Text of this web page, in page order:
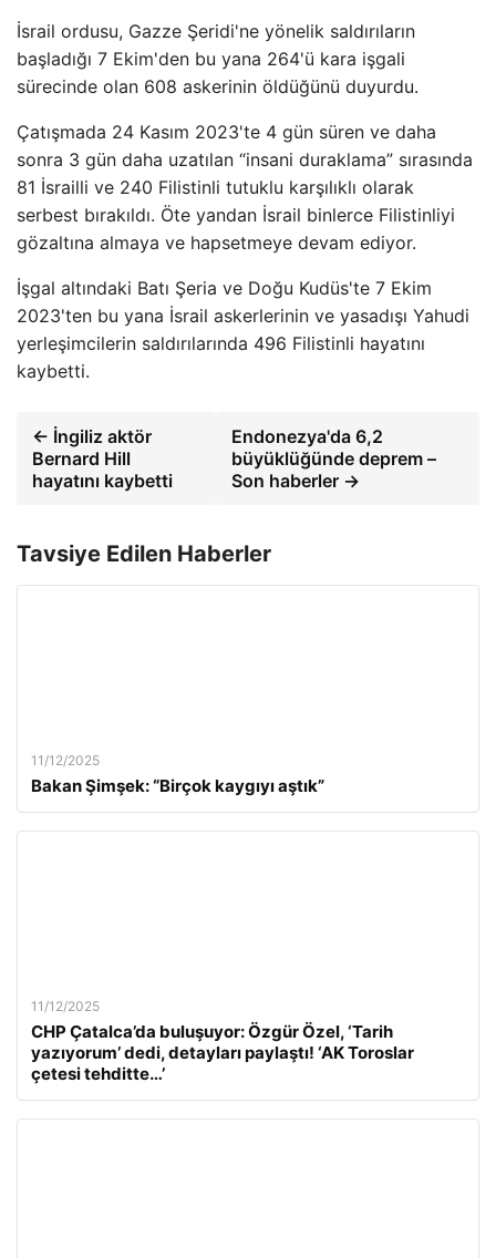
İsrail ordusu, Gazze Şeridi'ne yönelik saldırıların
başladığı 7 Ekim'den bu yana 264'ü kara işgali
sürecinde olan 608 askerinin öldüğünü duyurdu.
Çatışmada 24 Kasım 2023'te 4 gün süren ve daha
sonra 3 gün daha uzatılan “insani duraklama” sırasında
81 İsrailli ve 240 Filistinli tutuklu karşılıklı olarak
serbest bırakıldı. Öte yandan İsrail binlerce Filistinliyi
gözaltına almaya ve hapsetmeye devam ediyor.
İşgal altındaki Batı Şeria ve Doğu Kudüs'te 7 Ekim
2023'ten bu yana İsrail askerlerinin ve yasadışı Yahudi
yerleşimcilerin saldırılarında 496 Filistinli hayatını
kaybetti.
← İngiliz aktör
Bernard Hill
hayatını kaybetti
Endonezya'da 6,2
büyüklüğünde deprem –
Son haberler →
Tavsiye Edilen Haberler
11/12/2025
Bakan Şimşek: “Birçok kaygıyı aştık”
11/12/2025
CHP Çatalca’da buluşuyor: Özgür Özel, ‘Tarih
yazıyorum’ dedi, detayları paylaştı! ‘AK Toroslar
çetesi tehditte…’